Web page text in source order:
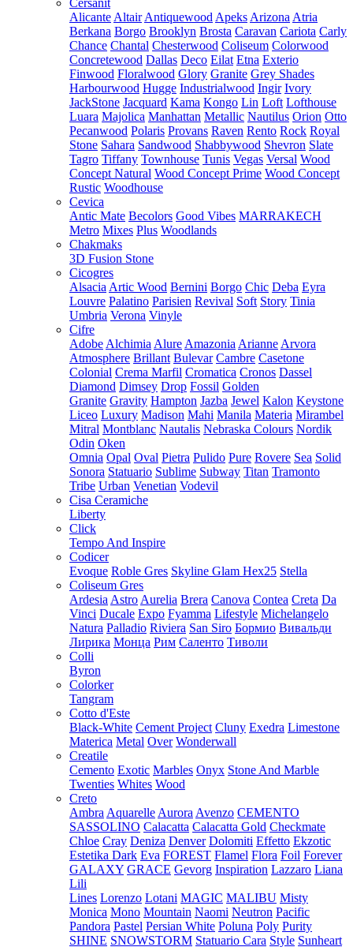
Cersanit
Alicante Altair Antiquewood Apeks Arizona Atria
Berkana Borgo Brooklyn Brosta Caravan Cariota Carly
Chance Chantal Chesterwood Coliseum Colorwood
Concretewood Dallas Deco Eilat Etna Exterio
Finwood Floralwood Glory Granite Grey Shades
Harbourwood Hugge Industrialwood Ingir Ivory
JackStone Jacquard Kama Kongo Lin Loft Lofthouse
Luara Majolica Manhattan Metallic Nautilus Orion Otto
Pecanwood Polaris Provans Raven Rento Rock Royal
Stone Sahara Sandwood Shabbywood Shevron Slate
Tagro Tiffany Townhouse Tunis Vegas Versal Wood
Concept Natural Wood Concept Prime Wood Concept
Rustic Woodhouse
Cevica
Antic Mate Becolors Good Vibes MARRAKECH
Metro Mixes Plus Woodlands
Chakmaks
3D Fusion Stone
Cicogres
Alsacia Artic Wood Bernini Borgo Chic Deba Eyra
Louvre Palatino Parisien Revival Soft Story Tinia
Umbria Verona Vinyle
Cifre
Adobe Alchimia Alure Amazonia Arianne Arvora
Atmosphere Brillant Bulevar Cambre Casetone
Colonial Crema Marfil Cromatica Cronos Dassel
Diamond Dimsey Drop Fossil Golden
Granite Gravity Hampton Jazba Jewel Kalon Keystone
Liceo Luxury Madison Mahi Manila Materia Mirambel
Mitral Montblanc Nautalis Nebraska Colours Nordik
Odin Oken
Omnia Opal Oval Pietra Pulido Pure Rovere Sea Solid
Sonora Statuario Sublime Subway Titan Tramonto
Tribe Urban Venetian Vodevil
Cisa Ceramiche
Liberty
Click
Tempo And Inspire
Codicer
Evoque Roble Gres Skyline Glam Hex25 Stella
Coliseum Gres
Ardesia Astro Aurelia Brera Canova Contea Creta Da
Vinci Ducale Expo Fyamma Lifestyle Michelangelo
Natura Palladio Riviera San Siro Бормио Вивальди
Лирика Монца Рим Саленто Тиволи
Colli
Byron
Colorker
Tangram
Cotto d'Este
Black-White Cement Project Cluny Exedra Limestone
Materica Metal Over Wonderwall
Creatile
Cemento Exotic Marbles Onyx Stone And Marble
Twenties Whites Wood
Creto
Ambra Aquarelle Aurora Avenzo CEMENTO
SASSOLINO Calacatta Calacatta Gold Checkmate
Chloe Cray Deniza Denver Dolomiti Effetto Ekzotic
Estetika Dark Eva FOREST Flamel Flora Foil Forever
GALAXY GRACE Gevorg Inspiration Lazzaro Liana
Lili
Lines Lorenzo Lotani MAGIC MALIBU Misty
Monica Mono Mountain Naomi Neutron Pacific
Pandora Pastel Persian White Poluna Poly Purity
SHINE SNOWSTORM Statuario Cara Style Sunheart